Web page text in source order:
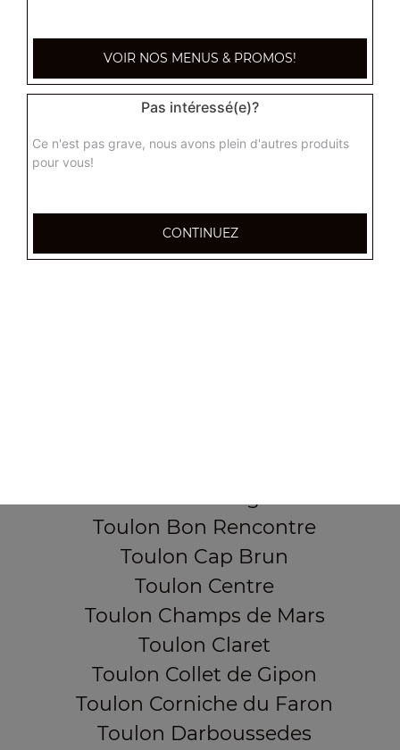
Toulon Bon Rencontre
Toulon Cap Brun
Toulon Centre
Toulon Champs de Mars
Toulon Claret
Toulon Collet de Gipon
Toulon Corniche du Faron
Toulon Darboussedes
VOIR NOS MENUS & PROMOS!
Pas intéressé(e)?
Ce n'est pas grave, nous avons plein d'autres produits
pour vous!
CONTINUEZ